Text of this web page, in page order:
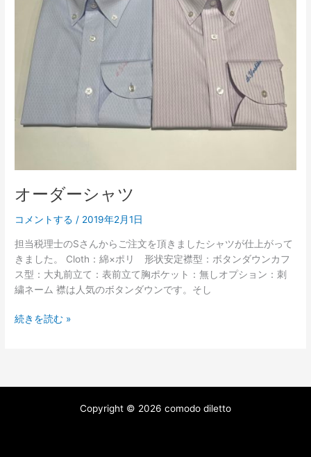
オーダーシャツ
コメントする / 2019年2月1日
担当税理士のSさんからご注文を頂きましたシャツが仕上がって
きました。 Cloth：綿×ポリ 形状安定襟型：ボタンダウンカフ
ス型：大丸前立て：表前立て胸ポケット：無しオプション：刺
繍ネーム 襟は人気のボタンダウンです。そし
続きを読む »
Copyright © 2026 comodo diletto